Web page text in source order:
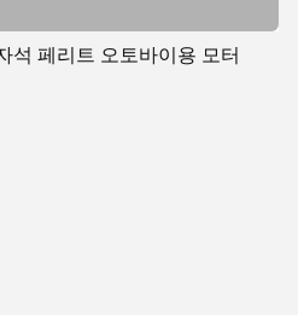
석 페리트 오토바이용 모터